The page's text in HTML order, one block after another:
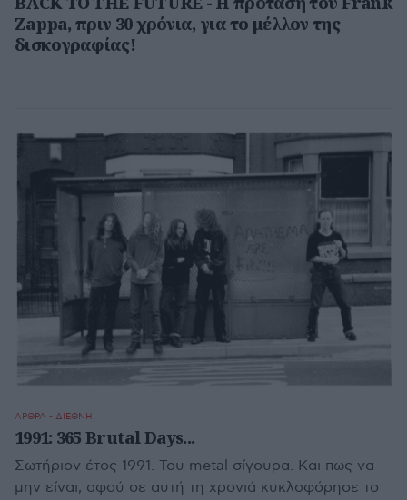
Zappa, πριν 30 χρόνια, για το μέλλον της
δισκογραφίας!
ΑΡΘΡΑ - ΔΙΕΘΝΗ
1991: 365 Brutal Days...
Σωτήριον έτος 1991. Του metal σίγουρα. Και πως να
μην είναι, αφού σε αυτή τη χρονιά κυκλοφόρησε το